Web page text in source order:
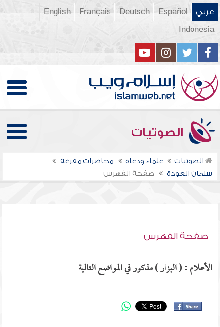
عربي Español
Deutsch
Français
English
Indonesia
الصوتيات
الصوتيات علماء ودعاة
محاضرات مفرغة
سلمان العودة
صفحة الفهرس
صفحة الفهرس
الأعلام : ( البزار ) مذكور في المواضع التالية